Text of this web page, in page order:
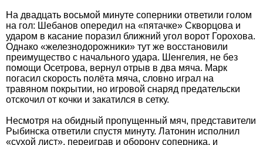
На двадцать восьмой минуте соперники ответили голом
на гол: Шебанов опередил на «пятачке» Скворцова и
ударом в касание поразил ближний угол ворот Горохова.
Однако «железнодорожники» тут же восстановили
преимущество с начального удара. Шенгелия, не без
помощи Осетрова, вернул отрыв в два мяча. Марк
погасил скорость полёта мяча, словно играл на
травяном покрытии, но игровой снаряд предательски
отскочил от кочки и закатился в сетку.
Несмотря на обидный пропущенный мяч, представители
Рыбинска ответили спустя минуту. Латонин исполнил
«сухой лист», переиграв и оборону соперника, и